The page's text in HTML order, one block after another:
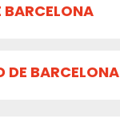
BARCELONA
DE BARCELONA